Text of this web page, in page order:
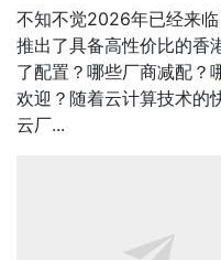
不知不觉2026年已经来
推出了具备高性价比的香
了配置？哪些厂商减配？
欢迎？随着云计算技术的
云厂...